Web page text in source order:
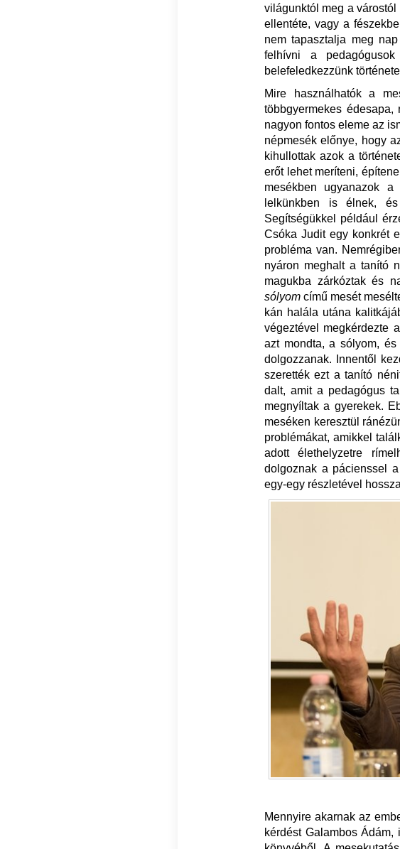
világunktól meg a
ellentéte, vagy a
nem tapasztalja meg
felhívni a
belefeledkezzünk
Mire használhatók a
többgyermekes
nagyon fontos eleme az
népmesék előnye, hogy
kihullottak azok a
erőt lehet meríteni,
mesékben ugyanazok
lelkünkben is élnek,
Segítségükkel például
Csóka Judit egy konkrét
probléma van.
nyáron meghalt a tanító
magukba zárkóztak és
sólyomcímű mesét
kán halála utána
végeztével megkérdezte
azt mondta, a sólyom,
dolgozzanak. Innentől
szerették ezt a tanító
dalt, amit a pedagógus
megnyíltak a gyerekek.
meséken keresztül
problémákat, amikkel
adott élethelyzetre
dolgoznak a pácienssel
egy-egy részletével
Mennyire akarnak az
kérdést Galambos